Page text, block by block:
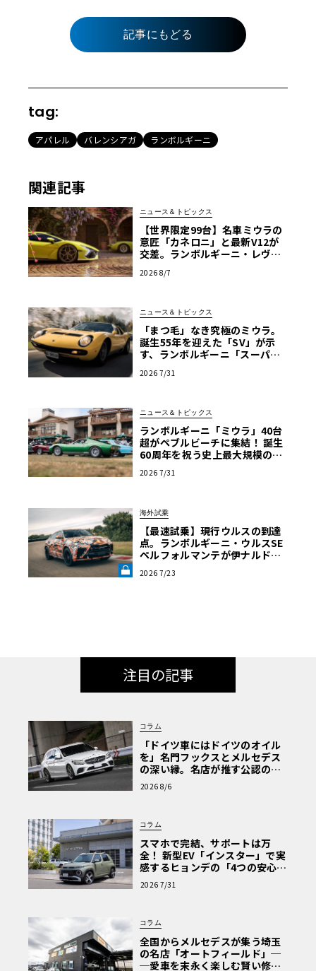
記事にもどる
tag:
アパレル バレンシアガ ランボルギーニ
関連記事
ニュース＆トピックス
【世界限定99台】名車ミウラの
意匠「カネロニ」と最新V12が
交差。ランボルギーニ・レヴエ
2026 8/7
ニュース＆トピックス
「まつ毛」なき究極のミウラ。
誕生55年を迎えた「SV」が示
す、ランボルギーニ「スーパ
2026 7/31
ニュース＆トピックス
ランボルギーニ「ミウラ」40台
超がペブルビーチに集結！ 誕生
60周年を祝う史上最大規模の祭
2026 7/31
海外試乗
【最速試乗】現行ウルスの到達
点。ランボルギーニ・ウルスSE
ペルフォルマンテが伊ナルドで
《LE VOLANT LAB》
2026 7/23
注目の記事
コラム
「ドイツ車にはドイツのオイル
を」名門フックスとメルセデス
の深い縁。名店が推す公認の安
心と、Cクラスで味わうシルキー
な走り〈PR〉
2026 8/6
コラム
スマホで完結、サポートは万
全！ 新型EV「インスター」で実
感するヒョンデの「4つの安心」
【第1回・ヒョンデ6つの疑問：
Why? Hyundai?】〈PR〉
2026 7/31
コラム
全国からメルセデスが集う埼玉
の名店「オートフィールド」─
─愛車を末永く楽しむ賢い修理